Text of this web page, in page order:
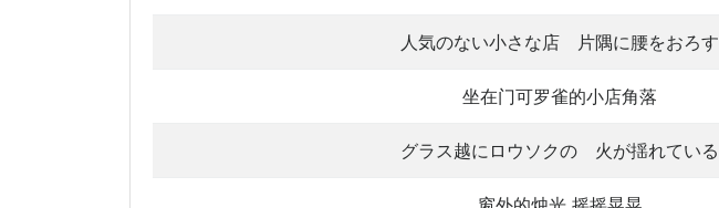
人気のない小さな店 片隅に腰をおろす
坐在门可罗雀的小店角落
グラス越にロウソクの 火が揺れている